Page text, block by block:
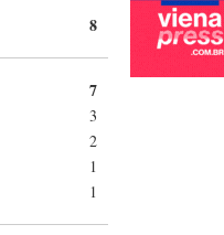
8
7
3
2
1
1